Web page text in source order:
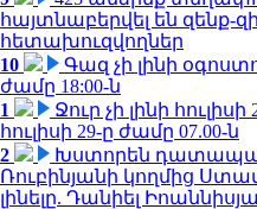
հայտնաբերվել են զենք-
հետախուզվողներ
10
Գազ չի լինի
ժամը 18:00-ն
1
Ջուր չի լինի
հուլիսի 29-ը ժամը 07.00-ն
2
Խստորեն
Ռուբինյանի կողմից
լինելը. Դանիել